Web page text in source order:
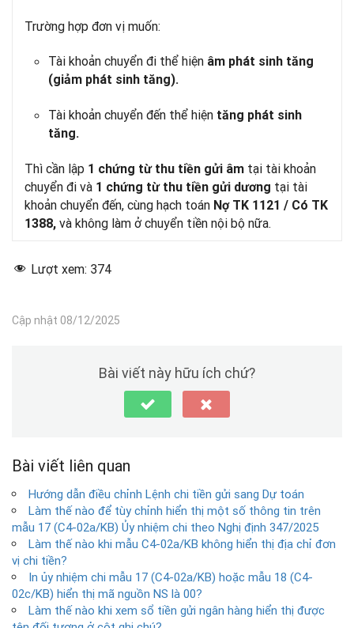
Trường hợp đơn vị muốn:
Tài khoản chuyển đi thể hiện âm phát sinh tăng
(giảm phát sinh tăng).
Tài khoản chuyển đến thể hiện tăng phát sinh
tăng.
Thì cần lập 1 chứng từ thu tiền gửi âm tại tài khoản
chuyển đi và 1 chứng từ thu tiền gửi dương tại tài
khoản chuyển đến, cùng hạch toán Nợ TK 1121 / Có TK
1388, và không làm ở chuyển tiền nội bộ nữa.
Lượt xem: 374
Cập nhật 08/12/2025
Bài viết này hữu ích chứ?
Bài viết liên quan
Hướng dẫn điều chỉnh Lệnh chi tiền gửi sang Dự toán
Làm thế nào để tùy chỉnh hiển thị một số thông tin trên
mẫu 17 (C4-02a/KB) Ủy nhiệm chi theo Nghị định 347/2025
Làm thế nào khi mẫu C4-02a/KB không hiển thị địa chỉ đơn
vị chi tiền?
In ủy nhiệm chi mẫu 17 (C4-02a/KB) hoặc mẫu 18 (C4-
02c/KB) hiển thị mã nguồn NS là 00?
Làm thế nào khi xem sổ tiền gửi ngân hàng hiển thị được